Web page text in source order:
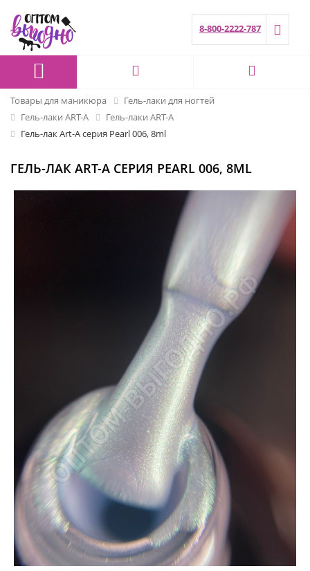
8-800-2222-787
Товары для маникюра
Гель-лаки для ногтей
Гель-лаки ART-A
Гель-лаки ART-A
Гель-лак Art-A серия Pearl 006, 8ml
ГЕЛЬ-ЛАК ART-A СЕРИЯ PEARL 006, 8ML